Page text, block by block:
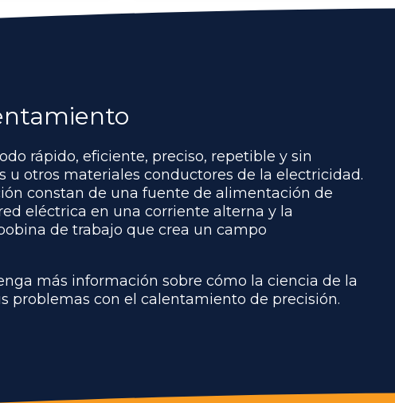
rápido, eficiente, preciso, repetible y sin
otros materiales conductores de la electricidad.
constan de una fuente de alimentación de
eléctrica en una corriente alterna y la
de trabajo que crea un campo
más información sobre cómo la ciencia de la
problemas con el calentamiento de precisión.